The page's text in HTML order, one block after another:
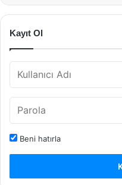
Kayıt Ol
Beni hatırla